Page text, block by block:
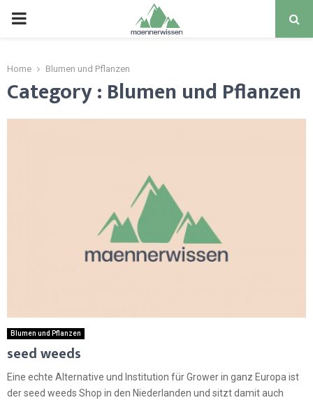
PRIMARY
Home Blumen und Pflanzen
Category : Blumen und Pflanzen
Blumen und Pflanzen
seed weeds
Eine echte Alternative und Institution für Grower in ganz Europa ist
der seed weeds Shop in den Niederlanden und sitzt damit auch